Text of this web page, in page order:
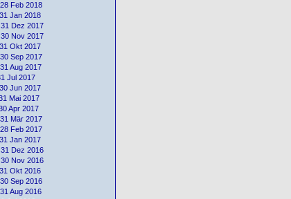
Feb 2018
Jan 2018
Dez 2017
Nov 2017
Okt 2017
Sep 2017
Aug 2017
Jul 2017
Jun 2017
Mai 2017
Apr 2017
Mär 2017
Feb 2017
Jan 2017
Dez 2016
Nov 2016
Okt 2016
Sep 2016
Aug 2016